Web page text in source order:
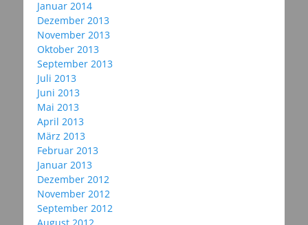
Januar 2014
Dezember 2013
November 2013
Oktober 2013
September 2013
Juli 2013
Juni 2013
Mai 2013
April 2013
März 2013
Februar 2013
Januar 2013
Dezember 2012
November 2012
September 2012